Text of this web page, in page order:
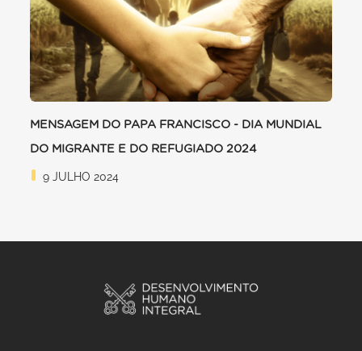
MENSAGEM DO PAPA FRANCISCO - DIA MUNDIAL
DO MIGRANTE E DO REFUGIADO 2024
9 JULHO 2024